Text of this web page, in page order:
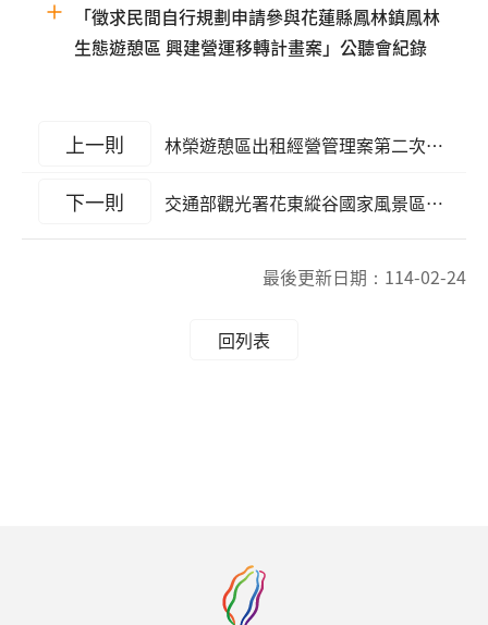
「徵求民間自行規劃申請參與花蓮縣鳳林鎮鳳林
生態遊憩區 興建營運移轉計畫案」公聽會紀錄
上一則 林榮遊憩區出租經營管理案第二次招租公告
下一則 交通部觀光署花東縱谷國家風景區管理處委託辦理勞務承攬案 「派駐勞工申訴管道及相關權益申請」說明
最後更新日期： 114-02-24
回列表